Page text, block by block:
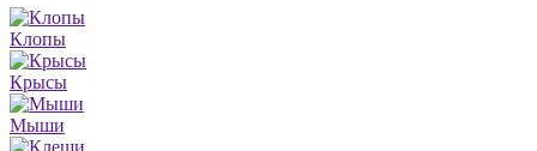
Клопы
Крысы
Мыши